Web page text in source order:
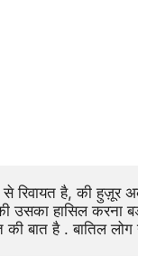
से रिवायत है, की हुज़ूर
उसका हासिल करना
बात है . बातिल लोग